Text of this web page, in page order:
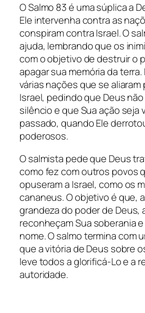
O Salmo 83 é uma súplica a
Ele intervenha contra as
conspiram contra Israel. O
ajuda, lembrando que os
com o objetivo de destruir o
apagar sua memória da
várias nações que se aliaram
Israel, pedindo que Deus
silêncio e que Sua ação seja
passado, quando Ele
poderosos.
O salmista pede que Deus
como fez com outros povos
opuseram a Israel, como os
cananeus. O objetivo é que,
grandeza do poder de Deus,
reconheçam Sua soberania
nome. O salmo termina com
que a vitória de Deus sobre
leve todos a glorificá-Lo e a
autoridade.